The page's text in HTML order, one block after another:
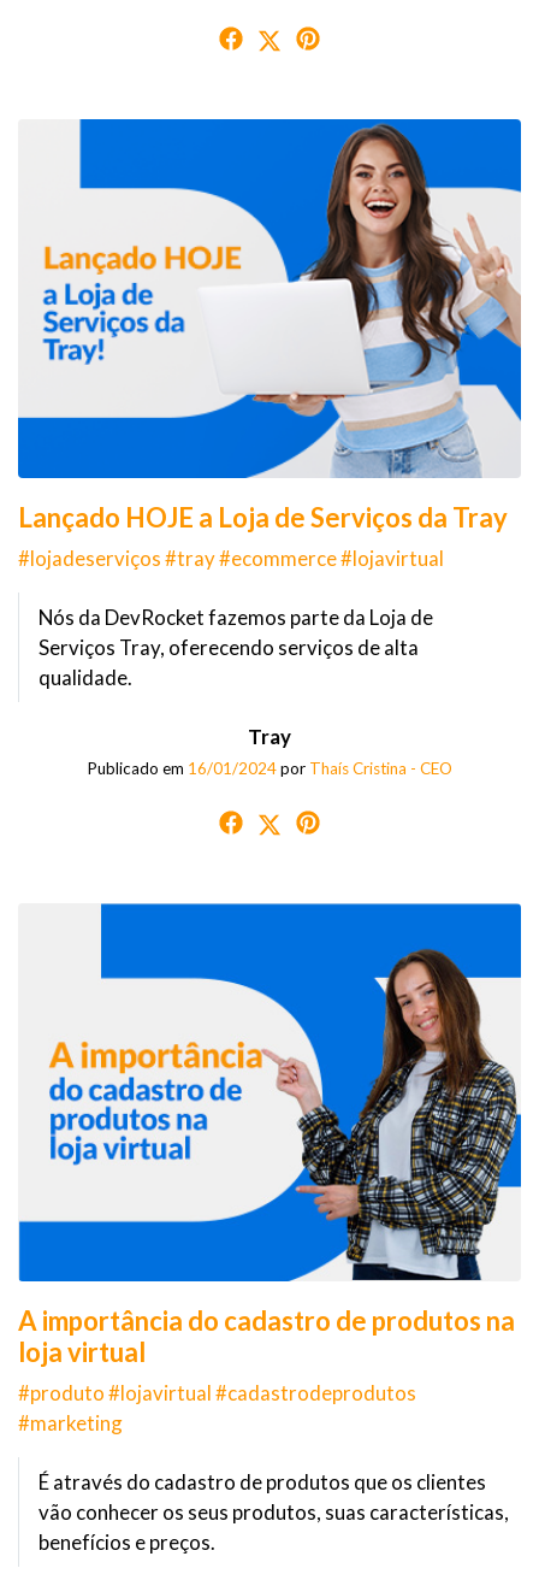
Lançado HOJE a Loja de Serviços da Tray
#lojadeserviços #tray #ecommerce #lojavirtual
Nós da DevRocket fazemos parte da Loja de
Serviços Tray, oferecendo serviços de alta
qualidade.
Tray
Publicado em 16/01/2024por Thaís Cristina - CEO
A importância do cadastro de produtos na
loja virtual
#produto #lojavirtual #cadastrodeprodutos
#marketing
É através do cadastro de produtos que os clientes
vão conhecer os seus produtos, suas características,
benefícios e preços.